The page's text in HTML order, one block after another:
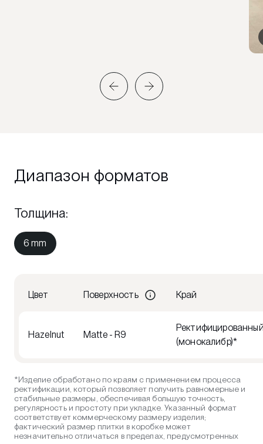
Диапазон форматов
Толщина:
6 mm
Цвет Поверхность Край
Hazelnut Matte - R9
(монокалибр)*
*Изделие обработано по краям с применением процесса
ректификации, который позволяет получить равномерные и
стабильные размеры, обеспечивая большую точность,
регулярность и простоту при укладке. Указанный формат
соответствует коммерческому размеру изделия;
фактический размер плитки в коробке может
незначительно отличаться в пределах, предусмотренных